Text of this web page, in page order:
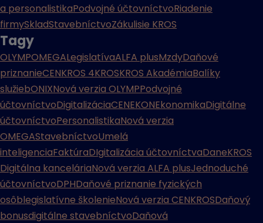
a personalistikaPodvojné účtovníctvoRiadenie
firmySkladStavebníctvoZákulisie KROS
Tagy
OLYMPOMEGALegislatívaALFA plusMzdyDaňové
priznanieCENKROS 4KROSKROS AkadémiaBalíky
služiebONIXNová verzia OLYMPPodvojné
účtovníctvoDigitalizáciaCENEKONEkonomikaDigitálne
účtovníctvoPersonalistikaNová verzia
OMEGAStavebníctvoUmelá
inteligenciaFaktúraDIgitalizácia účtovníctvaDaneKROS
Digitálna kanceláriaNová verzia ALFA plusJednoduché
účtovníctvoDPHDaňové priznanie fyzických
osôblegislatívne školenieNová verzia CENKROSDaňový
bonusdigitálne stavebníctvoDaňová